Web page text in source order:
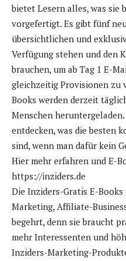
bietet Lesern alles, was sie
vorgefertigt. Es gibt fünf
übersichtlichen und
Verfügung stehen und den
brauchen, um ab Tag 1 E-
gleichzeitig Provisionen zu
Books werden derzeit
Menschen
entdecken, was die besten
sind, wenn man dafür kein
Hier mehr erfahren und E-
https://inziders.de
Die Inziders-Gratis E-
Marketing, Affiliate-
begehrt, denn sie braucht
mehr Interessenten und
Inziders-Marketing-